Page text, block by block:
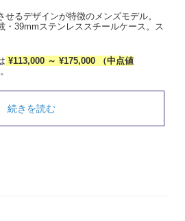
るデザインが特徴のメンズモデル。
・39mmステンレススチールケース。ス
¥113,000 ～ ¥175,000 （中点値
続きを読む